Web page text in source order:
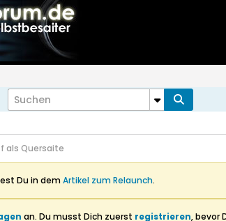
als Quersaite
Du in demArtikel zum Relaunch.
an. Du musst Dich zuerst registrieren, bevor